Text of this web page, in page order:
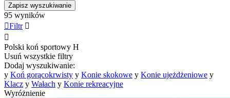
Zapisz wyszukiwanie
95 wyników
Filtr 

Polski koń sportowy H
Usuń wszystkie filtry
Dodaj wyszukiwanie:
y Koń gorącokrwisty y Konie skokowe y Konie ujeżdżeniowe y
Klacz y Wałach y Konie rekreacyjne
Wyróżnienie